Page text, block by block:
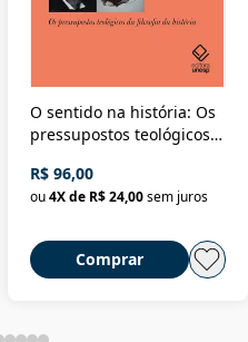
O sentido na história: Os
pressupostos teológicos
R$ 96,00
ou 4X de R$ 24,00 sem juros
Comprar